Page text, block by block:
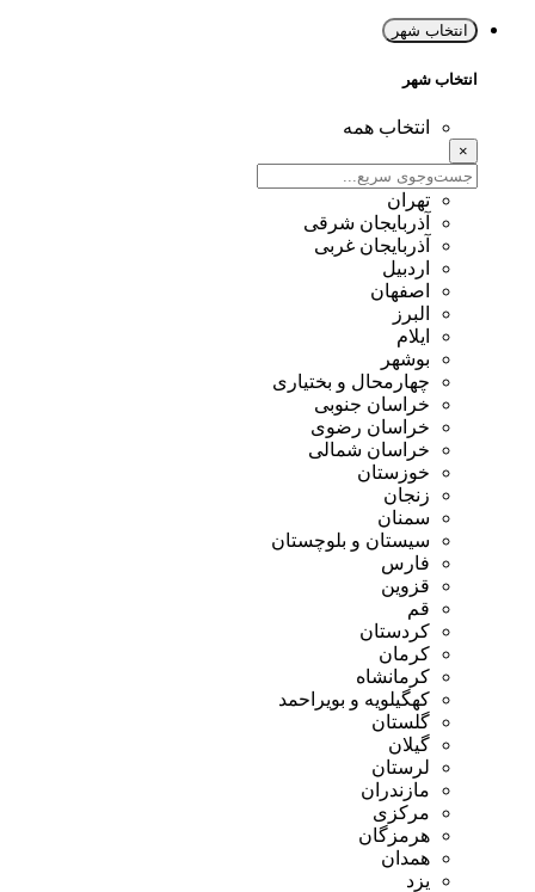
انتخاب شهر
انتخاب شهر
انتخاب همه
تهران
آذربایجان شرقی
آذربایجان غربی
اردبیل
اصفهان
البرز
ایلام
بوشهر
چهارمحال و بختیاری
خراسان جنوبی
خراسان رضوی
خراسان شمالی
خوزستان
زنجان
سمنان
سیستان و بلوچستان
فارس
قزوین
قم
کردستان
کرمان
کرمانشاه
کهگیلویه و بویراحمد
گلستان
گیلان
لرستان
مازندران
مرکزی
هرمزگان
همدان
یزد